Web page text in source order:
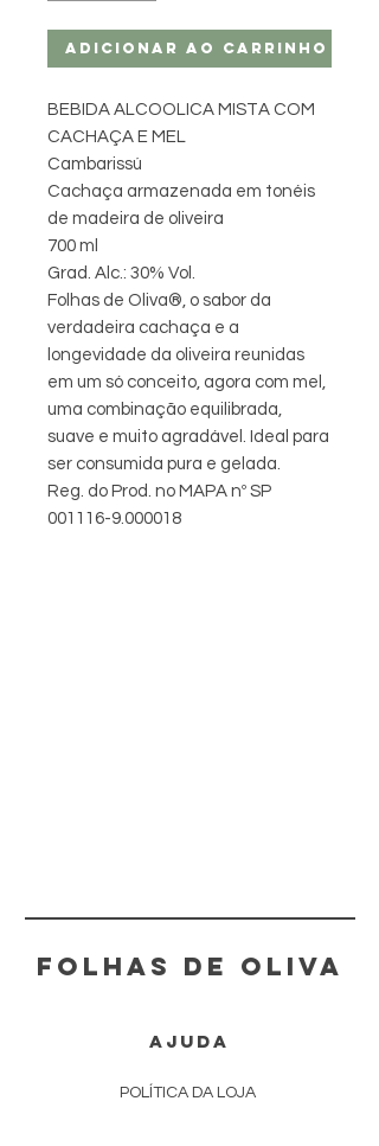
Adicionar ao carrinho
BEBIDA ALCOOLICA MISTA COM
CACHAÇA E MEL
Cambarissú
Cachaça armazenada em tonéis
de madeira de oliveira
700 ml
Grad. Alc.: 30% Vol.
Folhas de Oliva®, o sabor da
verdadeira cachaça e a
longevidade da oliveira reunidas
em um só conceito, agora com mel,
uma combinação equilibrada,
suave e muito agradável. Ideal para
ser consumida pura e gelada.
Reg. do Prod. no MAPA nº SP
001116-9.000018
FOLHAS DE OLIVA
AJUDA
POLÍTICA DA LOJA